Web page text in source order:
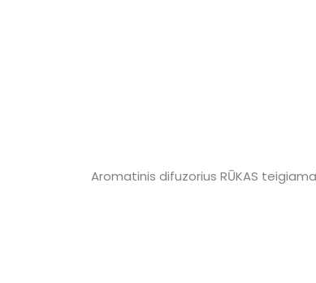
Aromatinis difuzorius RŪKAS